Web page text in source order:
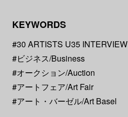
KEYWORDS
#30 ARTISTS U35 INTERVIEW
#ビジネス/Business
#オークション/Auction
#アートフェア/Art Fair
#アート・バーゼル/Art Basel